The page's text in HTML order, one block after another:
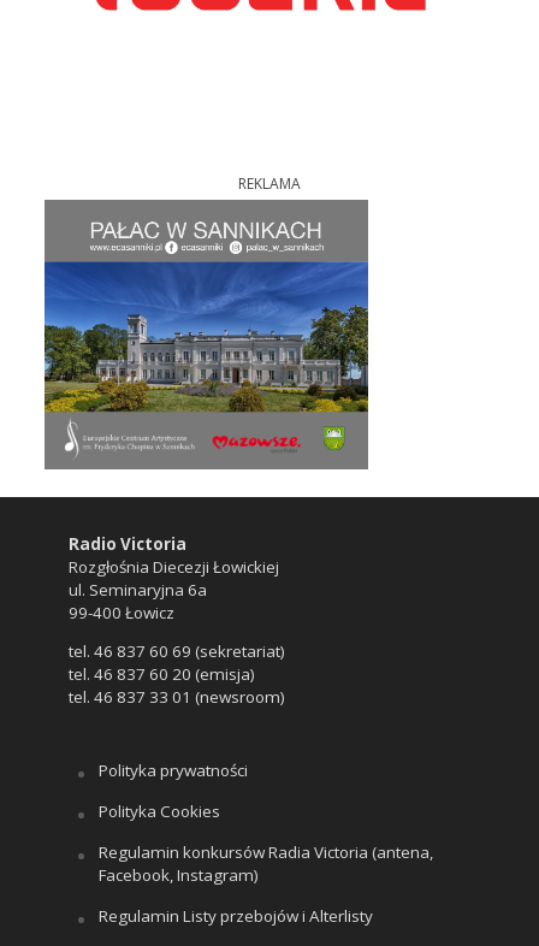
REKLAMA
Radio Victoria
Rozgłośnia Diecezji Łowickiej
ul. Seminaryjna 6a
99-400 Łowicz
tel. 46 837 60 69 (sekretariat)
tel. 46 837 60 20 (emisja)
tel. 46 837 33 01 (newsroom)
Polityka prywatności
Polityka Cookies
Regulamin konkursów Radia Victoria (antena,
Facebook, Instagram)
Regulamin Listy przebojów i Alterlisty